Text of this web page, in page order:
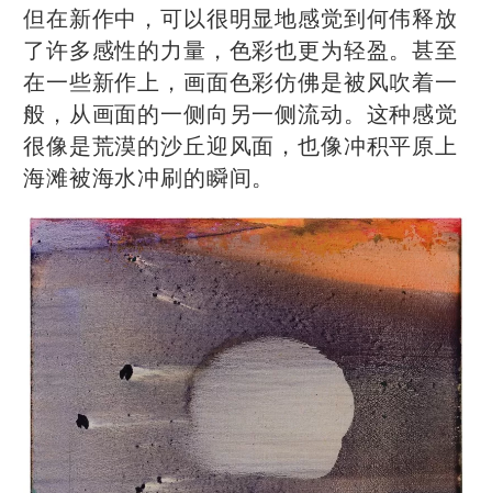
但在新作中，可以很明显地感觉到何伟释放
了许多感性的力量，色彩也更为轻盈。甚至
在一些新作上，画面色彩仿佛是被风吹着一
般，从画面的一侧向另一侧流动。这种感觉
很像是荒漠的沙丘迎风面，也像冲积平原上
海滩被海水冲刷的瞬间。